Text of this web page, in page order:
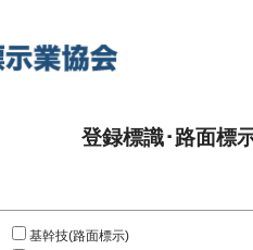
登録標識･路面標
基幹技(路面標示)